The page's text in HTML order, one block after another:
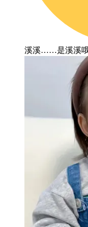
溪溪……是溪溪